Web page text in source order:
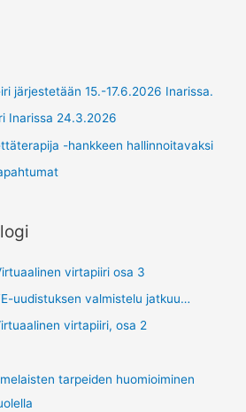
järjestetään 15.-17.6.2026 Inarissa.
Inarissa 24.3.2026
-hankkeen hallinnoitavaksi
virtapiiri osa 3
uudistuksen valmistelu jatkuu…
virtapiiri, osa 2
tarpeiden huomioiminen